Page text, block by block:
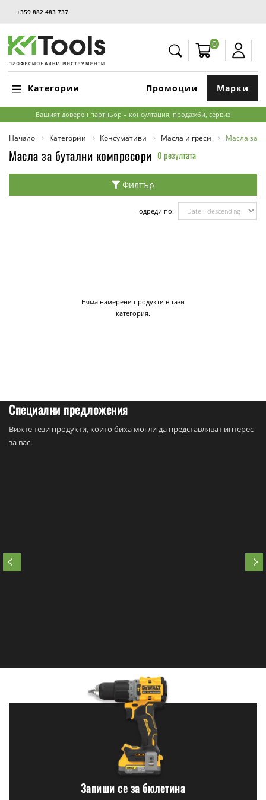
+359 882 483 737
0
Категории Марки
Промоции
Вашият доверен партньор – консултация, продажби, сервиз
Начало Категории Консумативи Масла и греси Масла за
Масла за бутални компресори 0 резултата
Филтър
Подреди по:
Няма намерени продукти в тази
категория.
Специални предложения
Вижте тези продукти, които биха могли да представляват интерес
за вас.
Запиши се за бюлетина